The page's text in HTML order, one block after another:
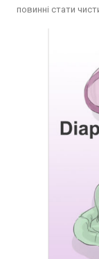
повинні стати